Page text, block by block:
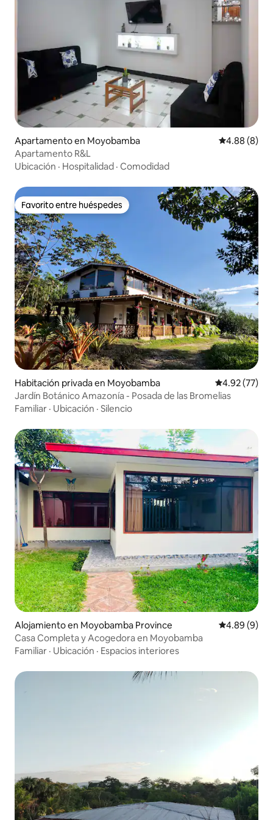
Apartamento en Moyobamba Calificación
4.88 (8)
Apartamento R&L
Ubicación · Hospitalidad · Comodidad
Favorito entre huéspedes
Favorito entre huéspedes
Habitación privada en Moyobamba Calificación
4.92 (77)
Jardín Botánico Amazonía - Posada de las Bromelias
Familiar · Ubicación · Silencio
Alojamiento en Moyobamba Province Calificación
4.89 (9)
Casa Completa y Acogedora en Moyobamba
Familiar · Ubicación · Espacios interiores